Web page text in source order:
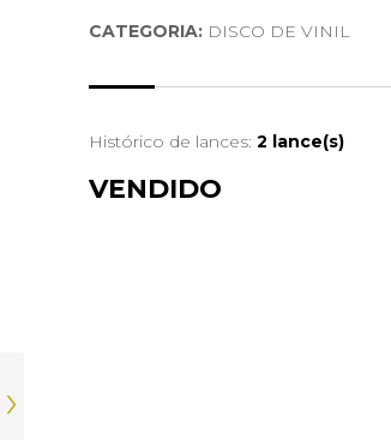
›
CATEGORIA: DISCO DE VINIL
Histórico de lances: 2 lance(s)
VENDIDO